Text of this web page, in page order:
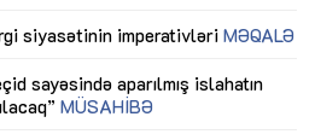
siyasətinin imperativləri MƏQALƏ
sayəsində aparılmış islahatın
MÜSAHİBƏ